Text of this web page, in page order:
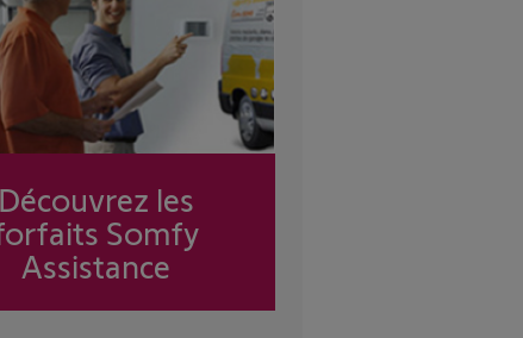
Découvrez les
Somfy
Assistance